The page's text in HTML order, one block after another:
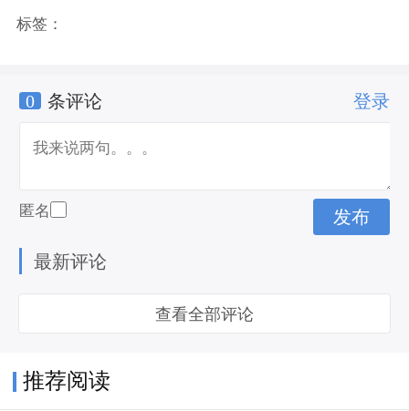
标签：
0 条评论 登录
匿名
最新评论
查看全部评论
推荐阅读